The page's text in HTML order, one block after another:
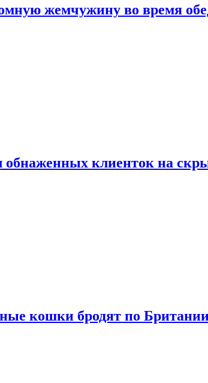
жемчужину во время
обнаженных клиенток на
кошки бродят по